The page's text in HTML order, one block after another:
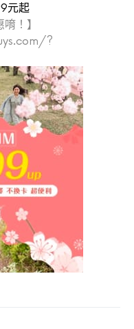
元起
！】
?